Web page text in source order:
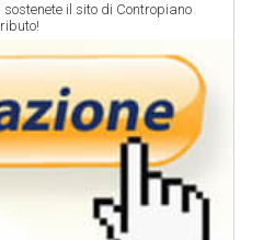
sostenete il sito di Contropiano